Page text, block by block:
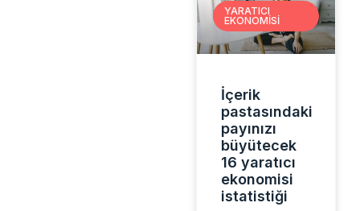
YARATICI
EKONOMISI
İçerik
pastasındaki
payınızı
büyütecek
16 yaratıcı
ekonomisi
istatistiği